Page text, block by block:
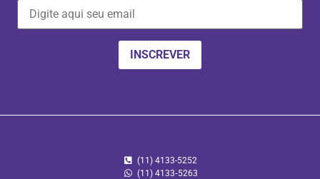
(11) 4133-5252
(11) 4133‑5263